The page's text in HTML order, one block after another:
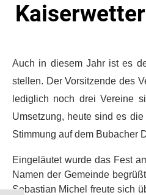
Auch in diesem Jahr ist es
stellen. Der Vorsitzende des
lediglich noch drei Vereine
Umsetzung, heute sind es
Stimmung auf dem Bubacher
Eingeläutet wurde das Fest
Namen der Gemeinde
Sebastian Michel freute sich